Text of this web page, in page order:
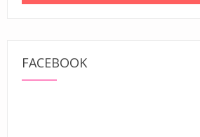
FACEBOOK